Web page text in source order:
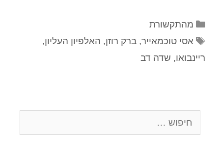
מהתקשורת
אסי טוכמאייר,ברק רוזן, האלפיון העליון,
ריינבואו, שדה דב